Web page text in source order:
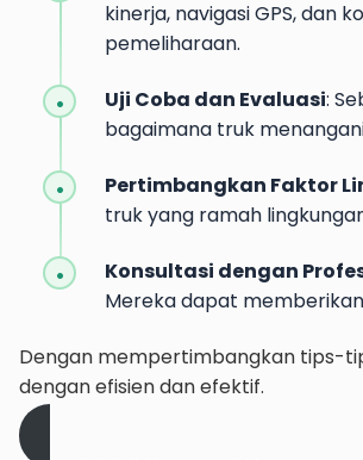
kinerja, navigasi GPS, dan
pemeliharaan.
Uji Coba dan Evaluasi:
bagaimana truk
Pertimbangkan Faktor
truk yang ramah
Konsultasi dengan
Mereka dapat
Dengan mempertimbangkan tips-
dengan efisien dan efektif.